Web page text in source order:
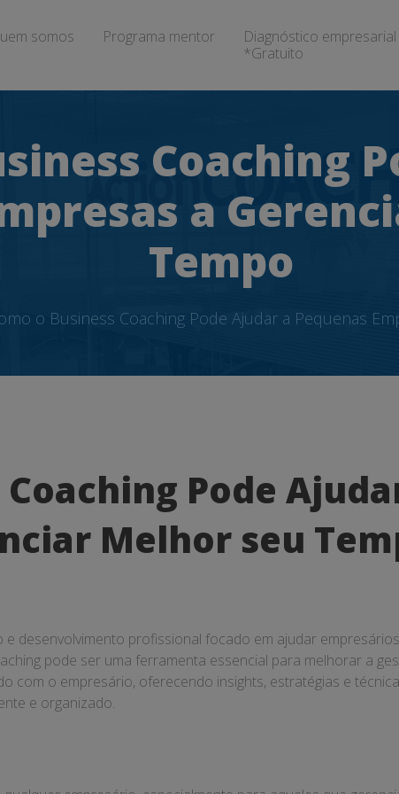
somos Programa mentor
Diagnóstico empresarial
*Gratuito
Coaching
a
Tempo
o Business Coaching Pode Ajudar a Pequenas
Pode
Melhor seu
desenvolvimento profissional focado em ajudar
pode ser uma ferramenta essencial para melhorar a
com o empresário, oferecendo insights, estratégias e
e organizado.